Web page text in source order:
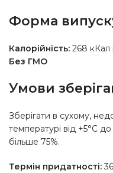
Форма
Калорійність: 268 кКал
Без ГМО
Умови
Зберігати в сухому,
температурі від +5°C
більше 75%.
Термін придатності: